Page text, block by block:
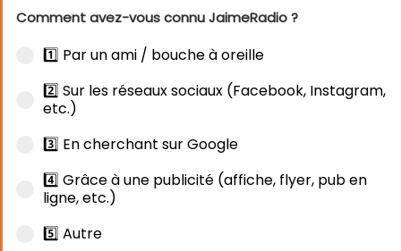
Comment avez-vous connu JaimeRadio ?
1️⃣ Par un ami / bouche à oreille
2️⃣ Sur les réseaux sociaux (Facebook, Instagram,
etc.)
3️⃣ En cherchant sur Google
4️⃣ Grâce à une publicité (affiche, flyer, pub en
ligne, etc.)
5️⃣ Autre